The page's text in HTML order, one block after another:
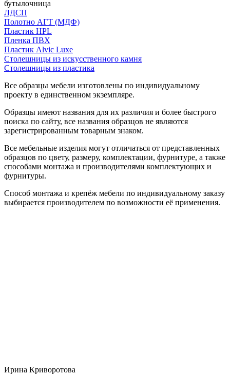
бутылочница
ЛДСП
Полотно АГТ (МДФ)
Пластик HPL
Пленка ПВХ
Пластик Alvic Luxe
Столешницы из искусственного камня
Столешницы из пластика
Все образцы мебели изготовлены по индивидуальному
проекту в единственном экземпляре.
Образцы имеют названия для их различия и более быстрого
поиска по сайту, все названия образцов не являются
зарегистрированным товарным знаком.
Все мебельные изделия могут отличаться от представленных
образцов по цвету, размеру, комплектации, фурнитуре, а также
способами монтажа и производителями комплектующих и
фурнитуры.
Способ монтажа и крепёж мебели по индивидуальному заказу
выбирается производителем по возможности её применения.
Ирина Криворотова